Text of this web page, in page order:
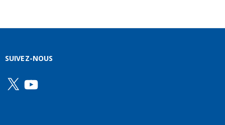
SUIVEZ-NOUS
X YouTube